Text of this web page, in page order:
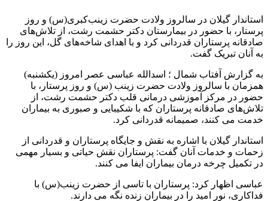
استاندار گیلان در سالروز ولادت حضرت زینب‌کبری(س) و روز
پرستار، با حضور در بیمارستان دکتر حشمت رشت، از تلاش‌های
صادقانه پرستاران قدردانی کرد و با اهدای شاخه‌های گل، این روز را
به آنان تبریک گفت.
به گزارش آفتاب شمال ؛ اسدالله عباسی عصر امروز (یکشنبه)
همزمان با سالروز ولادت حضرت زینب (س) و روز پرستار، با
حضور در مرکز آموزشی درمانی قلب دکتر حشمت رشت، از
تلاش‌های صادقانه پرستاران که با شکیبایی و صبوری به بیماران
خدمت می کنند، صمیمانه قدردانی کرد.
استاندار گیلان با اشاره به نقش و جایگاه پرستاران و قدردانی از
زحمات و خدمات آنان گفت: پرستاران نقش حیاتی و بسیار مهمی
در تکمیل چرخه درمان بیماران ایفا می کنند.
عباسی اظهار کرد: پرستاران با تاسی از حضرت زینب(س) با
فداکاری، نور امید را در بیماران زنده نگه می دارند.